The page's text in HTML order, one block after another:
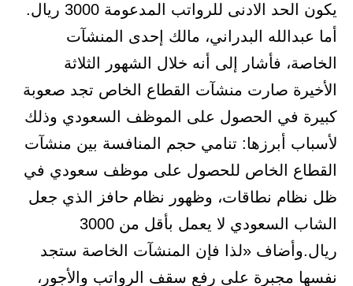
يكون الحد الادنى للرواتب المدعومة 3000 ريال.
أما عبدالله البدراني، مالك إحدى المنشآت
الخاصة، فأشار إلى أنه خلال الشهور الثلاثة
الأخيرة صارت منشآت القطاع الخاص تجد صعوبة
كبيرة في الحصول على الموظف السعودي وذلك
لأسباب أبرزها: تنامي حجم المنافسة بين منشآت
القطاع الخاص للحصول على موظف سعودي في
ظل نظام نطاقات، وظهور نظام حافز الذي جعل
الشاب السعودي لا يعمل بأقل من 3000
ريال.وأضاف «لذا فإن المنشآت الخاصة ستجد
نفسها مجبرة على رفع سقف الرواتب والأجور،